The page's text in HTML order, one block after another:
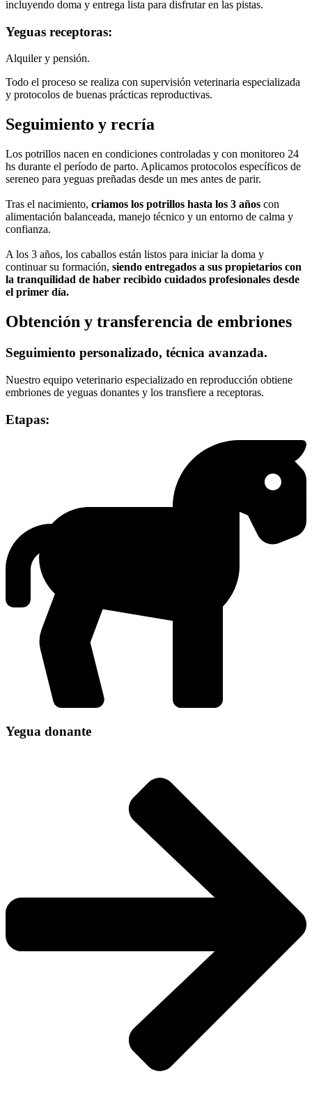
incluyendo doma y entrega lista para disfrutar en las pistas.
Yeguas receptoras:
Alquiler y pensión.
Todo el proceso se realiza con supervisión veterinaria especializada
y protocolos de buenas prácticas reproductivas.
Seguimiento y recría
Los potrillos nacen en condiciones controladas y con monitoreo 24
hs durante el período de parto. Aplicamos protocolos específicos de
sereneo para yeguas preñadas desde un mes antes de parir.
Tras el nacimiento, criamos los potrillos hasta los 3 años con
alimentación balanceada, manejo técnico y un entorno de calma y
confianza.
A los 3 años, los caballos están listos para iniciar la doma y
continuar su formación, siendo entregados a sus propietarios con
la tranquilidad de haber recibido cuidados profesionales desde
el primer día.
Obtención y transferencia de embriones
Seguimiento personalizado, técnica avanzada.
Nuestro equipo veterinario especializado en reproducción obtiene
embriones de yeguas donantes y los transfiere a receptoras.
Etapas:
Yegua donante